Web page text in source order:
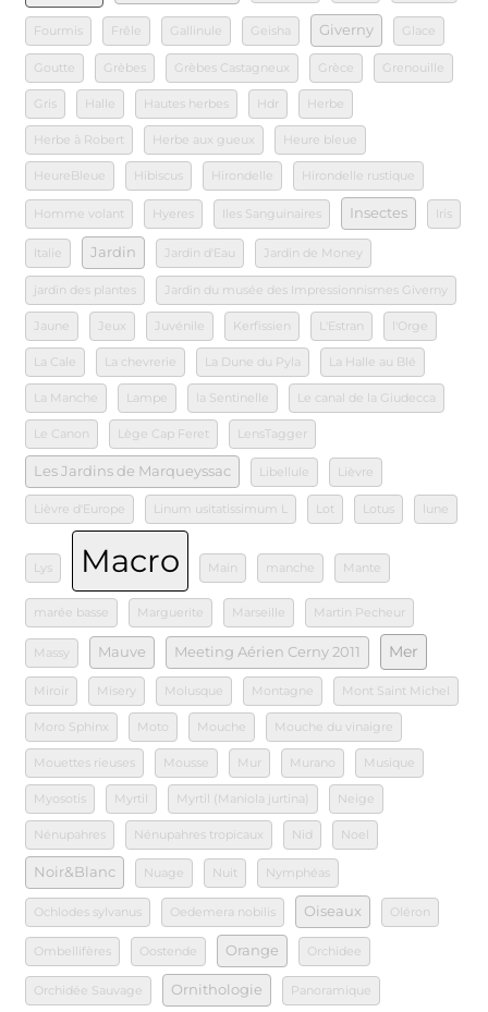
Fourmis Frêle Gallinule Geisha Giverny Glace
Goutte Grèbes Grèbes Castagneux Grèce Grenouille
Gris Halle Hautes herbes Hdr Herbe
Herbe à Robert Herbe aux gueux Heure bleue
HeureBleue Hibiscus Hirondelle Hirondelle rustique
Homme volant Hyeres Iles Sanguinaires Insectes Iris
Italie Jardin Jardin d'Eau Jardin de Money
jardin des plantes Jardin du musée des Impressionnismes Giverny
Jaune Jeux Juvénile Kerfissien L'Estran l'Orge
La Cale La chevrerie La Dune du Pyla La Halle au Blé
La Manche Lampe la Sentinelle Le canal de la Giudecca
Le Canon Lège Cap Feret LensTagger
Les Jardins de Marqueyssac Libellule Lièvre
Lièvre d'Europe Linum usitatissimum L Lot Lotus lune
Lys Macro Main manche Mante
marée basse Marguerite Marseille Martin Pecheur
Massy Mauve Meeting Aérien Cerny 2011 Mer
Miroir Misery Molusque Montagne Mont Saint Michel
Moro Sphinx Moto Mouche Mouche du vinaigre
Mouettes rieuses Mousse Mur Murano Musique
Myosotis Myrtil Myrtil (Maniola jurtina) Neige
Nénupahres Nénupahres tropicaux Nid Noel
Noir&Blanc Nuage Nuit Nymphéas
Ochlodes sylvanus Oedemera nobilis Oiseaux Oléron
Ombellifères Oostende Orange Orchidee
Orchidée Sauvage Ornithologie Panoramique